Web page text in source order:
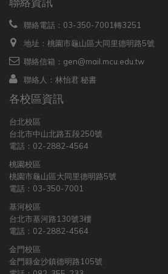
聯絡電話：03-350-7001轉3251
地址：桃園市龜山區大同里德明路5號
聯絡信箱：gen@mail.mcu.edu.tw
聯絡人：林怡君 秘書
各校區資訊
台北校區
台北市中山北路五段250號
電話：02-2882-4564
桃園校區
桃園市龜山區大同里德明路5號
電話：03-350-7001
基河校區
台北市基河路130號3樓
電話：02-2882-4564
金門校區
金門縣金沙鎮德明路105號